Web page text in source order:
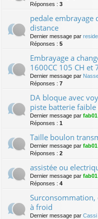
Réponses : 3
pedale embrayage
distance
Dernier message par
Réponses : 5
Embrayage a
1600CC 105 CH et
Dernier message par
Réponses : 7
DA bloque avec
piste batterie
Dernier message par fab01
Réponses : 1
Taille boulon
Dernier message par fab01
Réponses : 2
assistée ou
Dernier message par fab01
Réponses : 4
Surconsommation,
à froid
Dernier message par Cassi